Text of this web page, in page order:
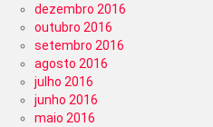
dezembro 2016
outubro 2016
setembro 2016
agosto 2016
julho 2016
junho 2016
maio 2016